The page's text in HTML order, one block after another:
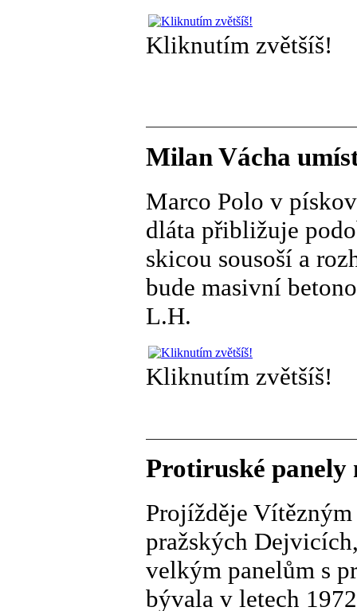
Kliknutím zvětšíš!
Milan Vácha
Marco Polo v
dláta přibližuje
skicou sousoší a
bude masivní
L.H.
Kliknutím zvětšíš!
Protiruské panely
Projížděje
pražských
velkým panelům s
bývala v letech